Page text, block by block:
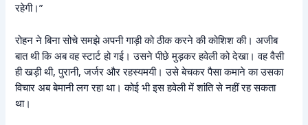
रहेगी।”
रोहन ने बिना सोचे समझे अपनी गाड़ी को ठीक करने की कोशिश की। अजीब
बात थी कि अब वह स्टार्ट हो गई। उसने पीछे मुड़कर हवेली को देखा। वह वैसी
ही खड़ी थी, पुरानी, जर्जर और रहस्यमयी। उसे बेचकर पैसा कमाने का उसका
विचार अब बेमानी लग रहा था। कोई भी इस हवेली में शांति से नहीं रह सकता
था।